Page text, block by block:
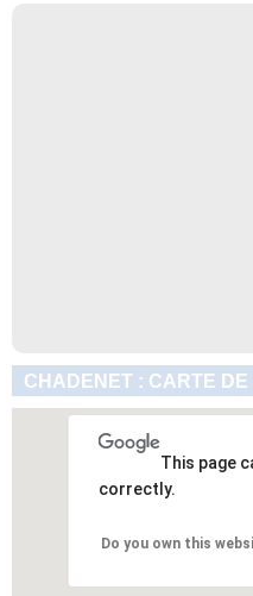
CHADENET : CARTE
This page
correctly.
Do you own this